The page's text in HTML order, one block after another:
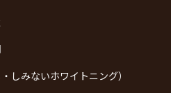
しみないホワイトニング）